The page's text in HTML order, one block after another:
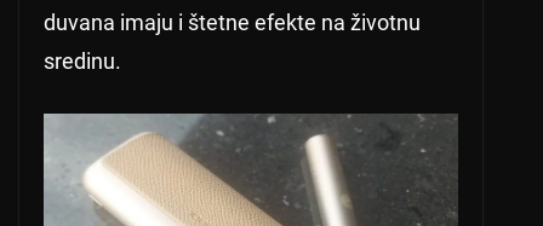
duvana imaju i štetne efekte na životnu
sredinu.